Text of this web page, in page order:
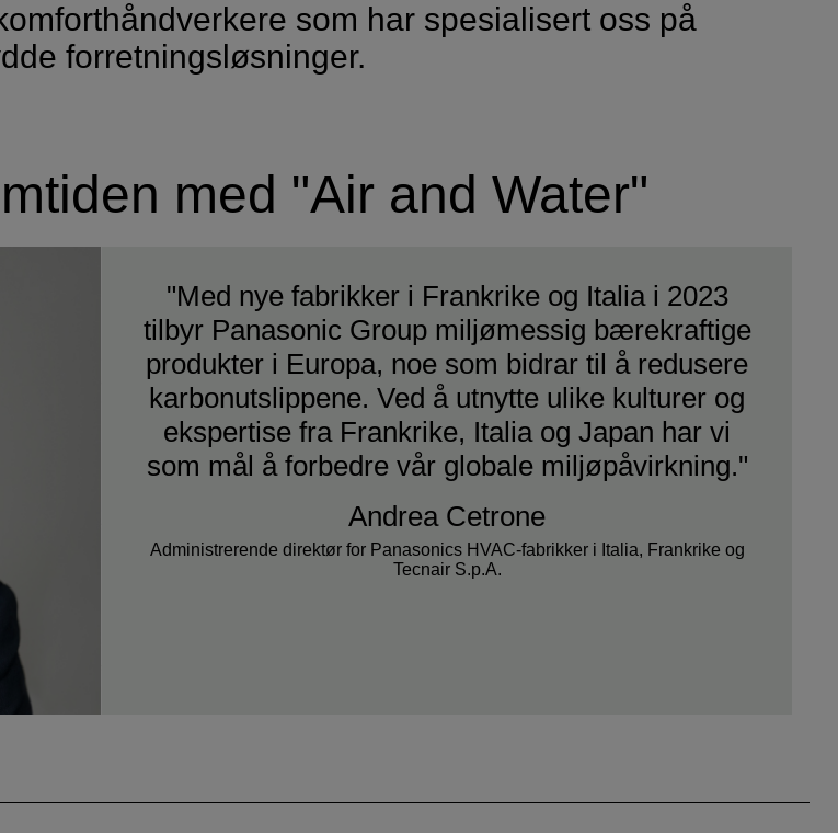
som har spesialisert oss på
forretningsløsninger.
med "Air and Water"
"Med nye fabrikker i Frankrike og Italia i 2023
tilbyr Panasonic Group miljømessig bærekraftige
produkter i Europa, noe som bidrar til å redusere
karbonutslippene. Ved å utnytte ulike kulturer og
ekspertise fra Frankrike, Italia og Japan har vi
som mål å forbedre vår globale miljøpåvirkning."
Andrea Cetrone
Administrerende direktør for Panasonics HVAC-fabrikker i Italia, Frankrike og
Tecnair S.p.A.